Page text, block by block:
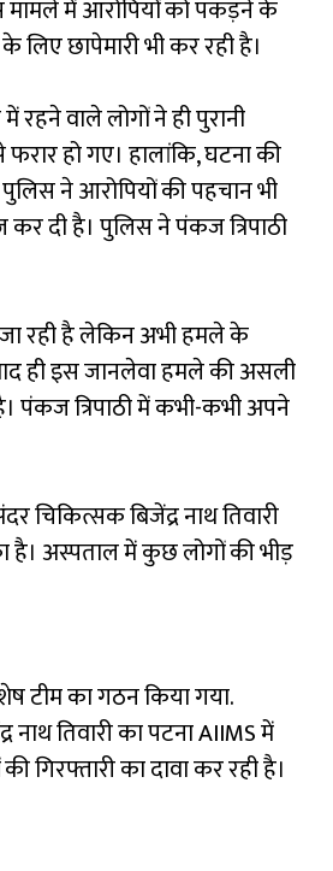
मामले में आरोपियों को पकड़ने के
छापेमारी भी कर रही है।
रहने वाले लोगों ने ही पुरानी
हो गए। हालांकि, घटना की
ने आरोपियों की पहचान भी
दी है। पुलिस ने पंकज त्रिपाठी
रही है लेकिन अभी हमले के
ही इस जानलेवा हमले की असली
पंकज त्रिपाठी में कभी-कभी अपने
चिकित्सक बिजेंद्र नाथ तिवारी
अस्पताल में कुछ लोगों की भीड़
टीम का गठन किया गया.
तिवारी का पटना AIIMS में
का दावा कर रही है।